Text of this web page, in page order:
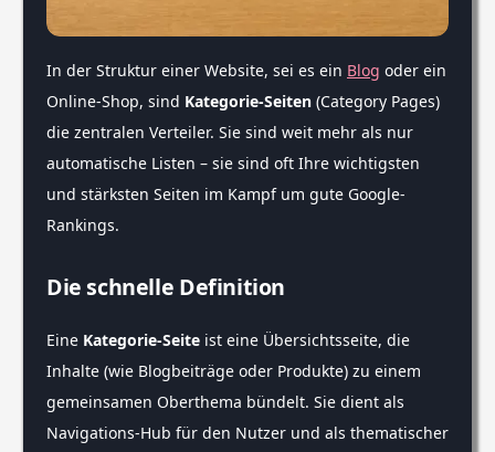
In der Struktur einer Website, sei es ein Blog oder ein
Online-Shop, sind Kategorie-Seiten (Category Pages)
die zentralen Verteiler. Sie sind weit mehr als nur
automatische Listen – sie sind oft Ihre wichtigsten
und stärksten Seiten im Kampf um gute Google-
Rankings.
Die schnelle Definition
Eine Kategorie-Seite ist eine Übersichtsseite, die
Inhalte (wie Blogbeiträge oder Produkte) zu einem
gemeinsamen Oberthema bündelt. Sie dient als
Navigations-Hub für den Nutzer und als thematischer